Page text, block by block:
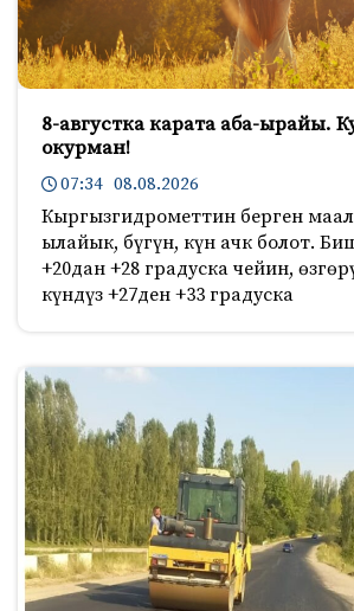
8-августка карата аба-ырайы.
окурман!
07:34 08.08.2026
Кыргызгидрометтин берген
ылайык, бүгүн, күн ачк болот.
+20дан +28 градуска чейин,
күндүз +27ден +33 градуска